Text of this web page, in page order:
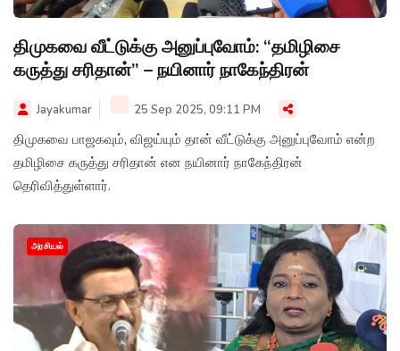
திமுகவை வீட்டுக்கு அனுப்புவோம்: “தமிழிசை
கருத்து சரிதான்” – நயினார் நாகேந்திரன்
Jayakumar 25 Sep 2025, 09:11 PM
திமுகவை பாஜகவும், விஜய்யும் தான் வீட்டுக்கு அனுப்புவோம் என்ற
தமிழிசை கருத்து சரிதான் என நயினார் நாகேந்திரன்
தெரிவித்துள்ளார்.
அரசியல்